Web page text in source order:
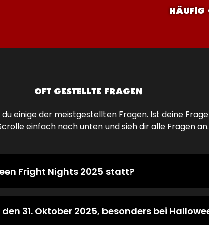
HÄUFIG
OFT GESTELLTE FRAGEN
einige der meistgestellten Fragen. Ist deine
einfach nach unten und sieh dir alle Fragen an.
Fright Nights 2025 statt?
2025 am 4., 5., 11., 12., 17., 18., 19., 23., 24., 25., 26.
in Walibi Holland statt. Die Veranstaltung
von 10:00 bis 23:00 Uhr geöffnet. Tagsüber
31. Oktober 2025, besonders bei